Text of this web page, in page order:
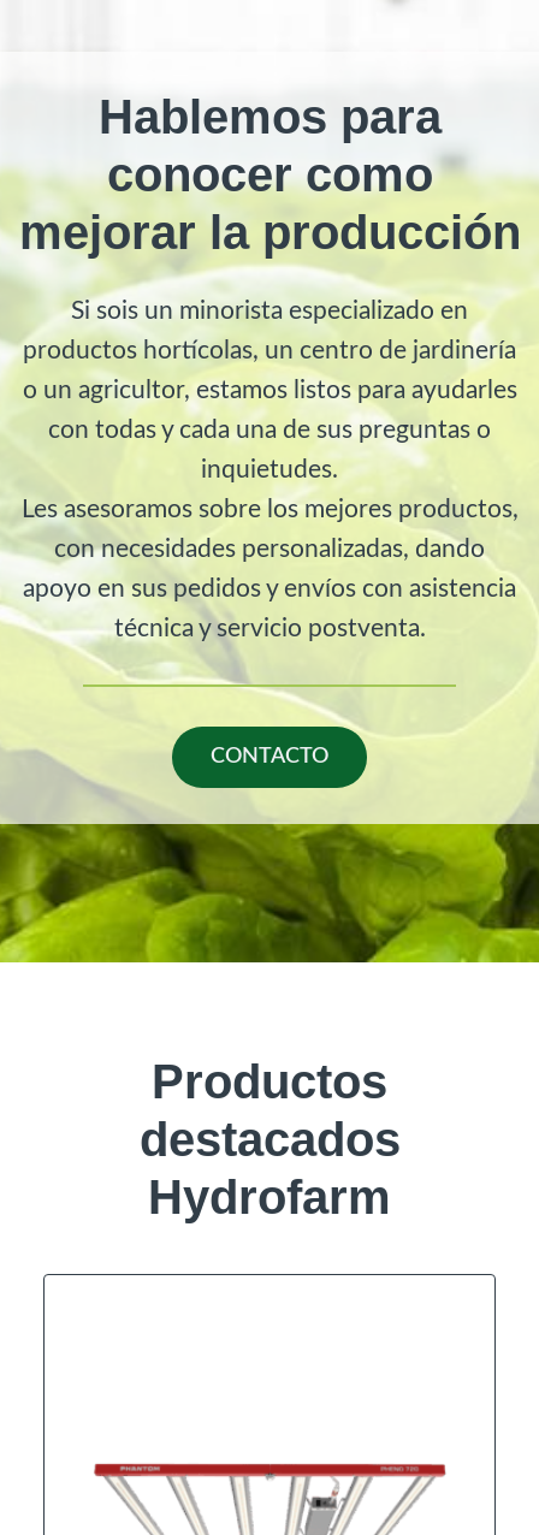
Hablemos para
conocer como
mejorar la producción
Si sois un minorista especializado en
productos hortícolas, un centro de jardinería
o un agricultor, estamos listos para ayudarles
con todas y cada una de sus preguntas o
inquietudes.
Les asesoramos sobre los mejores productos,
con necesidades personalizadas, dando
apoyo en sus pedidos y envíos con asistencia
técnica y servicio postventa.
CONTACTO
Productos
destacados
Hydrofarm